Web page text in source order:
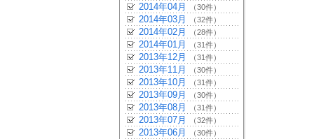
2014年04月 （30件）
2014年03月 （32件）
2014年02月 （28件）
2014年01月 （31件）
2013年12月 （31件）
2013年11月 （30件）
2013年10月 （31件）
2013年09月 （30件）
2013年08月 （31件）
2013年07月 （32件）
2013年06月 （30件）